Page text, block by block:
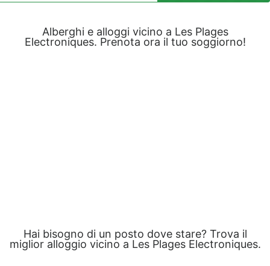
Alberghi e alloggi vicino a Les Plages
Electroniques. Prenota ora il tuo soggiorno!
Hai bisogno di un posto dove stare? Trova il
miglior alloggio vicino a Les Plages Electroniques.